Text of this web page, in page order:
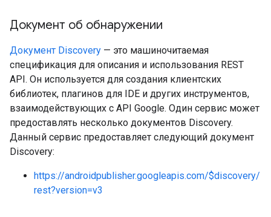
Документ об обнаружении
Документ Discovery — это машиночитаемая
спецификация для описания и использования REST
API. Он используется для создания клиентских
библиотек, плагинов для IDE и других инструментов,
взаимодействующих с API Google. Один сервис может
предоставлять несколько документов Discovery.
Данный сервис предоставляет следующий документ
Discovery:
https://androidpublisher.googleapis.com/$discovery/
rest?version=v3